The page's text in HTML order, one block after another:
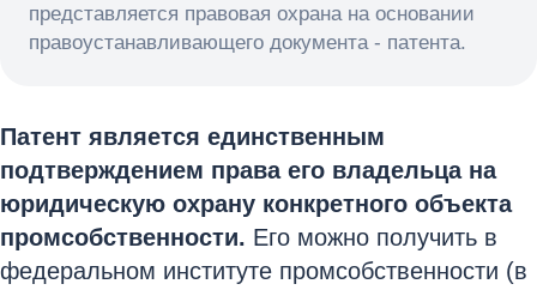
представляется правовая охрана на основании
правоустанавливающего документа - патента.
Патент является единственным
подтверждением права его владельца на
юридическую охрану конкретного объекта
промсобственности. Его можно получить в
федеральном институте промсобственности (в